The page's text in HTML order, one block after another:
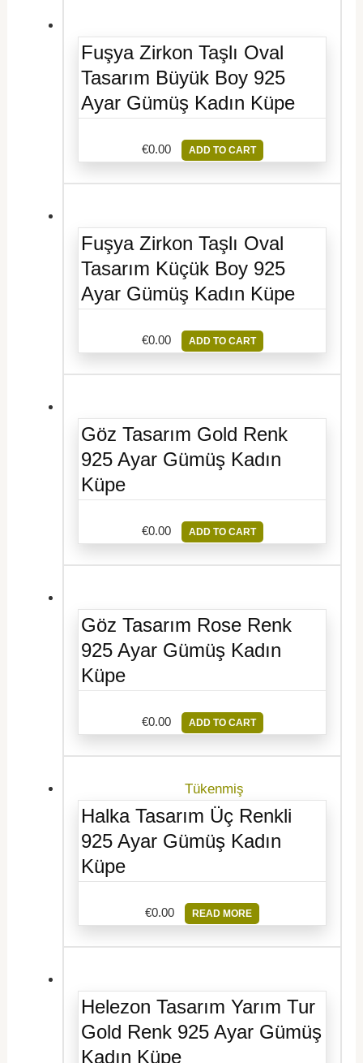
Fuşya Zirkon Taşlı Oval
Tasarım Büyük Boy 925
Ayar Gümüş Kadın Küpe
€0.00 ADD TO CART
Fuşya Zirkon Taşlı Oval
Tasarım Küçük Boy 925
Ayar Gümüş Kadın Küpe
€0.00 ADD TO CART
Göz Tasarım Gold Renk
925 Ayar Gümüş Kadın
Küpe
€0.00 ADD TO CART
Göz Tasarım Rose Renk
925 Ayar Gümüş Kadın
Küpe
€0.00 ADD TO CART
Tükenmiş
Halka Tasarım Üç Renkli
925 Ayar Gümüş Kadın
Küpe
€0.00 READ MORE
Helezon Tasarım Yarım Tur
Gold Renk 925 Ayar Gümüş
Kadın Küpe